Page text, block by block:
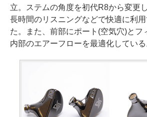
立。ステムの角度を初代R8から変更
長時間のリスニングなどで快適に利
た。また、前部にポート(空気穴)とフ
内部のエアーフローを最適化している